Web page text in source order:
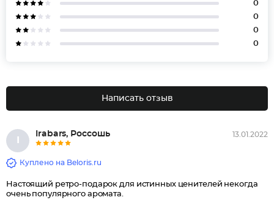
0
0
0
0
Написать отзыв
Irabars, Россошь 13.01.2022
Куплено на Beloris.ru
Настоящий ретро-подарок для истинных ценителей некогда
очень популярного аромата.